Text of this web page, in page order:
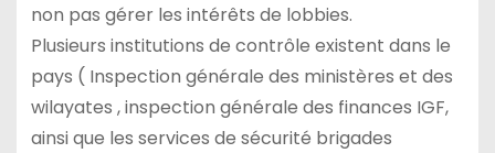
non pas gérer les intérêts de lobbies.
Plusieurs institutions de contrôle existent dans le
pays ( Inspection générale des ministères et des
wilayates , inspection générale des finances IGF,
ainsi que les services de sécurité brigades